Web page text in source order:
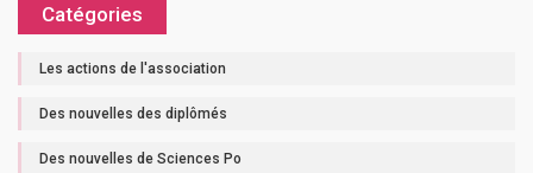
Catégories
Les actions de l'association
Des nouvelles des diplômés
Des nouvelles de Sciences Po